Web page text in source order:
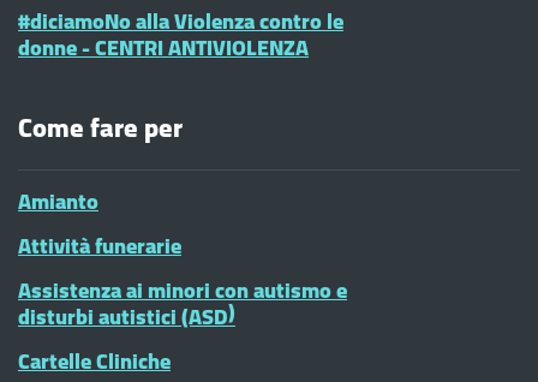
#diciamoNo alla Violenza contro le
donne - CENTRI ANTIVIOLENZA
Come fare per
Amianto
Attività funerarie
Assistenza ai minori con autismo e
disturbi autistici (ASD)
Cartelle Cliniche